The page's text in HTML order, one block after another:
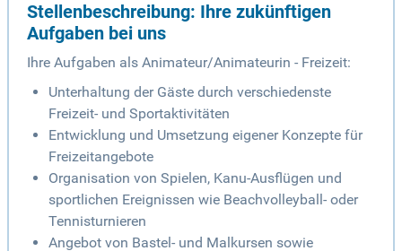
Stellenbeschreibung: Ihre zukünftigen
Aufgaben bei uns
Ihre Aufgaben als Animateur/Animateurin - Freizeit:
Unterhaltung der Gäste durch verschiedenste
Freizeit- und Sportaktivitäten
Entwicklung und Umsetzung eigener Konzepte für
Freizeitangebote
Organisation von Spielen, Kanu-Ausflügen und
sportlichen Ereignissen wie Beachvolleyball- oder
Tennisturnieren
Angebot von Bastel- und Malkursen sowie